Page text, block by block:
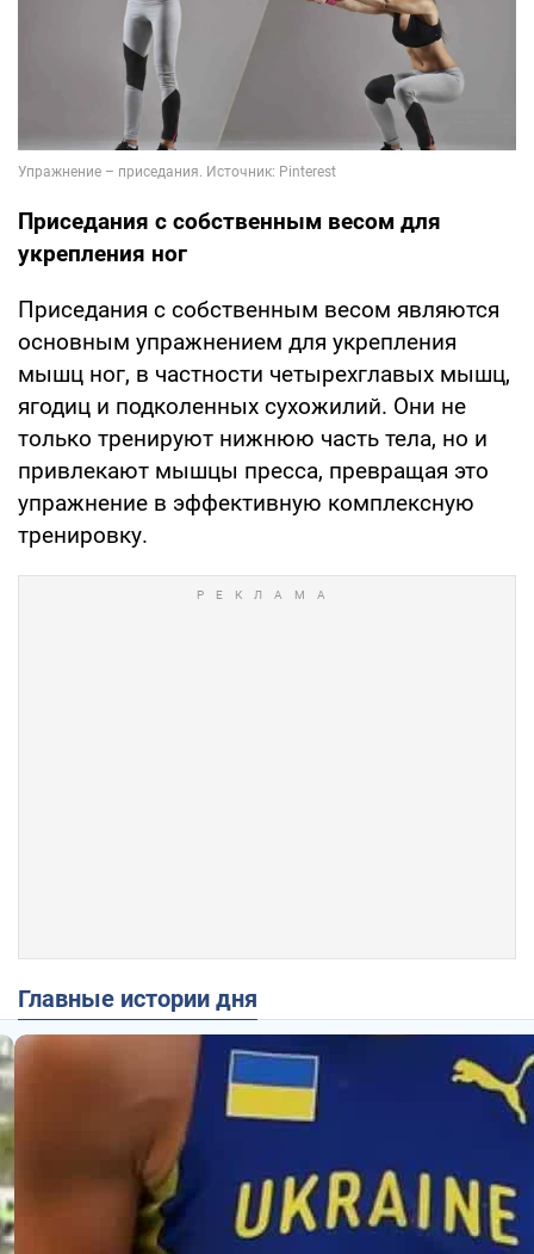
Приседания с собственным весом для
укрепления ног
Приседания с собственным весом являются
основным упражнением для укрепления
мышц ног, в частности четырехглавых мышц,
ягодиц и подколенных сухожилий. Они не
только тренируют нижнюю часть тела, но и
привлекают мышцы пресса, превращая это
упражнение в эффективную комплексную
тренировку.
Главные истории дня